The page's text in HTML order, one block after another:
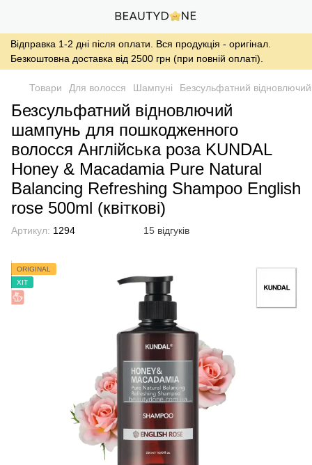
Відправка 1-2 дні після оплати. Вся продукція - оригінал.
Безкоштовна доставка від 2500 грн (при повній оплаті).
Товари Для волосся Шампуні Безсульфатний
Безсульфатний відновлючий
шампунь для пошкодженного
волосся Англійська роза KUNDAL
Honey & Macadamia Pure Natural
Balancing Refreshing Shampoo English
rose 500ml (квіткові)
Артикул: 1294 15 відгуків
ORIGINAL
ХІТ